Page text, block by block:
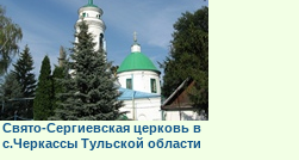
Свято-Сергиевская церковь в
с.Черкассы Тульской области